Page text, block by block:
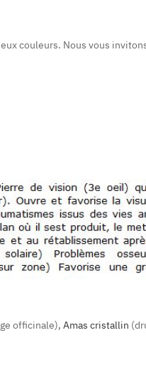
couleurs. Nous vous
officinale), Amas cristallin